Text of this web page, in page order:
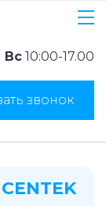
Вс 10:00-17.00
звонок